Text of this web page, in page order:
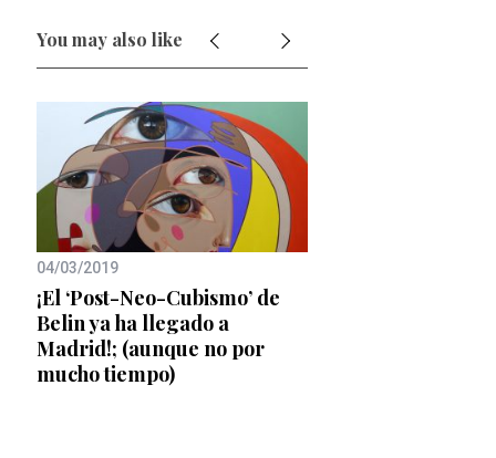
You may also like
04/03/2019
¡El ‘Post-Neo-Cubismo’ de
Belin ya ha llegado a
Madrid!; (aunque no por
mucho tiempo)